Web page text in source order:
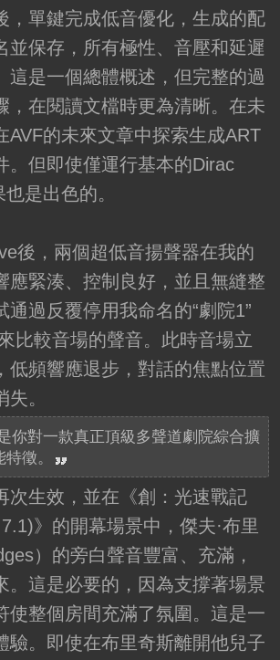
，單鍵完成低音優化，生成的配
並保存，所有極性、音壓和延遲
這是一個總體概述，但完整的過
，在閱讀文檔時更為清晰。在未
AVF的未來文章中探索生成ART
。但即使僅運行基本的Dirac
是出色的。
後，兩個超低音揚聲器在我的
應緊湊、控制良好，並且無縫整
通過反覆停用我命名的“劇院1”
比較音場的聲音。此時音場立
低頻響應退步，對話的焦點位置
。
你對一款真正頂級多聲道劇院綜合擴
徵。
次生效，並在《創：光速戰記
》的開幕場景中，傑夫·布里
）的旁白聲音豐富、充滿，
。這是必要的，因為支撐著場景
使整個房間充滿了氛圍。這是一
驗。即使在布里奇斯離開他兒子